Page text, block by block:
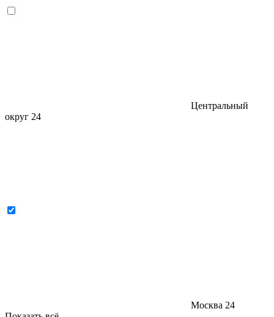
Центральный
округ 24
Москва 24